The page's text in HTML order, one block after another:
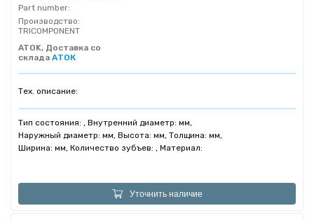
Part number:
Производство:
TRICOMPONENT
ATOK, Доставка со
склада АТОК
Тех. описание:
Тип состояния: , Внутренний диаметр: мм,
Наружный диаметр: мм, Высота: мм, Толщина: мм,
Ширина: мм, Количество зубъев: , Материал:
Уточнить наличие